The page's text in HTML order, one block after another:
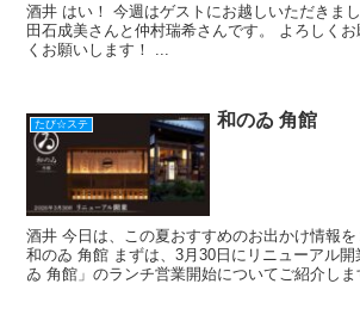
酒井 はい！ 今週はゲストにお越しいただきま
田石成美さんと仲村瑞希さんです。 よろしく
くお願いします！ ...
たび☆ステ 和のゐ 角館
酒井 今日は、この夏おすすめのお出かけ情報を
和のゐ 角館 まずは、3月30日にリニューアル
ゐ 角館」のランチ営業開始についてご紹介し